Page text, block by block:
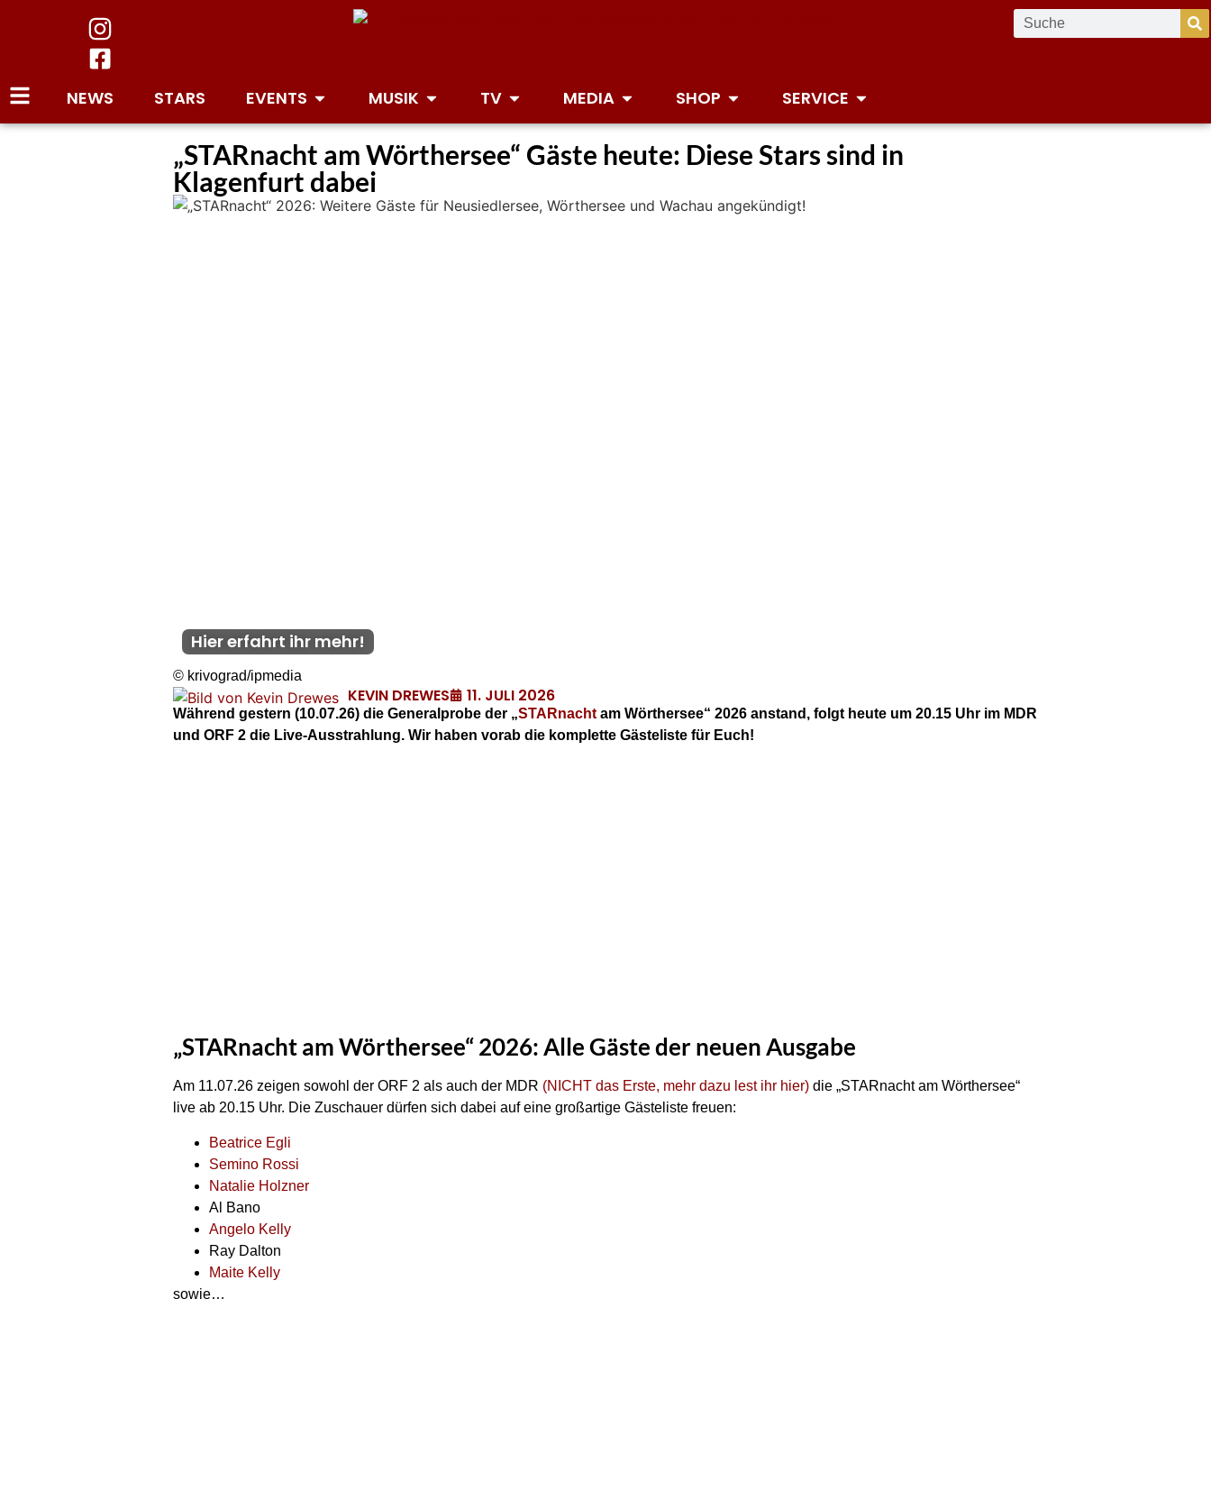
NEWS STARS EVENTS MUSIK TV MEDIA SHOP SERVICE
„STARnacht am Wörthersee“ Gäste heute: Diese Stars sind in
Klagenfurt dabei
Hier erfahrt ihr mehr!
© krivograd/ipmedia
KEVIN DREWES 11. JULI 2026
Während gestern (10.07.26) die Generalprobe der „STARnacht am Wörthersee“ 2026 anstand, folgt heute um 20.15 Uhr im MDR
und ORF 2 die Live-Ausstrahlung. Wir haben vorab die komplette Gästeliste für Euch!
„STARnacht am Wörthersee“ 2026: Alle Gäste der neuen Ausgabe
Am 11.07.26 zeigen sowohl der ORF 2 als auch der MDR (NICHT das Erste, mehr dazu lest ihr hier) die „STARnacht am Wörthersee“
live ab 20.15 Uhr. Die Zuschauer dürfen sich dabei auf eine großartige Gästeliste freuen:
Beatrice Egli
Semino Rossi
Natalie Holzner
Al Bano
Angelo Kelly
Ray Dalton
Maite Kelly
sowie…